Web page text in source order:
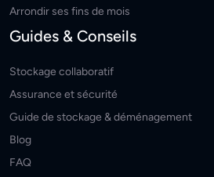
Arrondir ses fins de mois
Guides & Conseils
Stockage collaboratif
Assurance et sécurité
Guide de stockage & déménagement
Blog
FAQ